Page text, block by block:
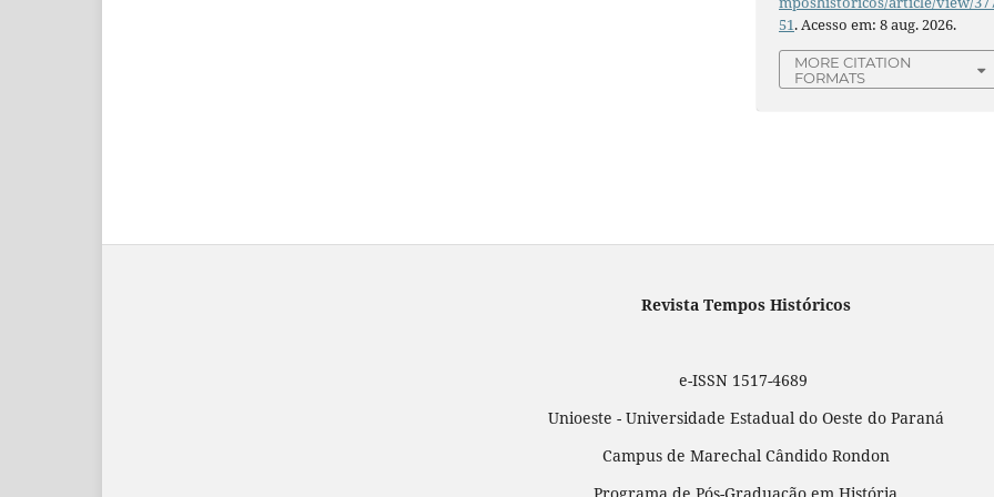
51. Acesso em: 8 aug. 2026.
MORE CITATION
FORMATS
Revista Tempos Históricos
e-ISSN 1517-4689
Unioeste - Universidade Estadual do Oeste do Paraná
Campus de Marechal Cândido Rondon